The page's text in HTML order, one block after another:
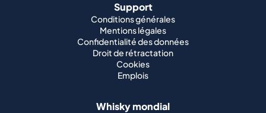
Support
Conditions générales
Mentions légales
Confidentialité des données
Droit de rétractation
Cookies
Emplois
Whisky mondial